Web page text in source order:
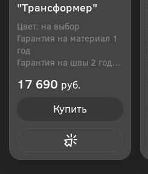
"Трансформер"
Цвет: на выбор
Гарантия на материал 1
год
Гарантия на швы 2 года
17 690 руб.
Купить